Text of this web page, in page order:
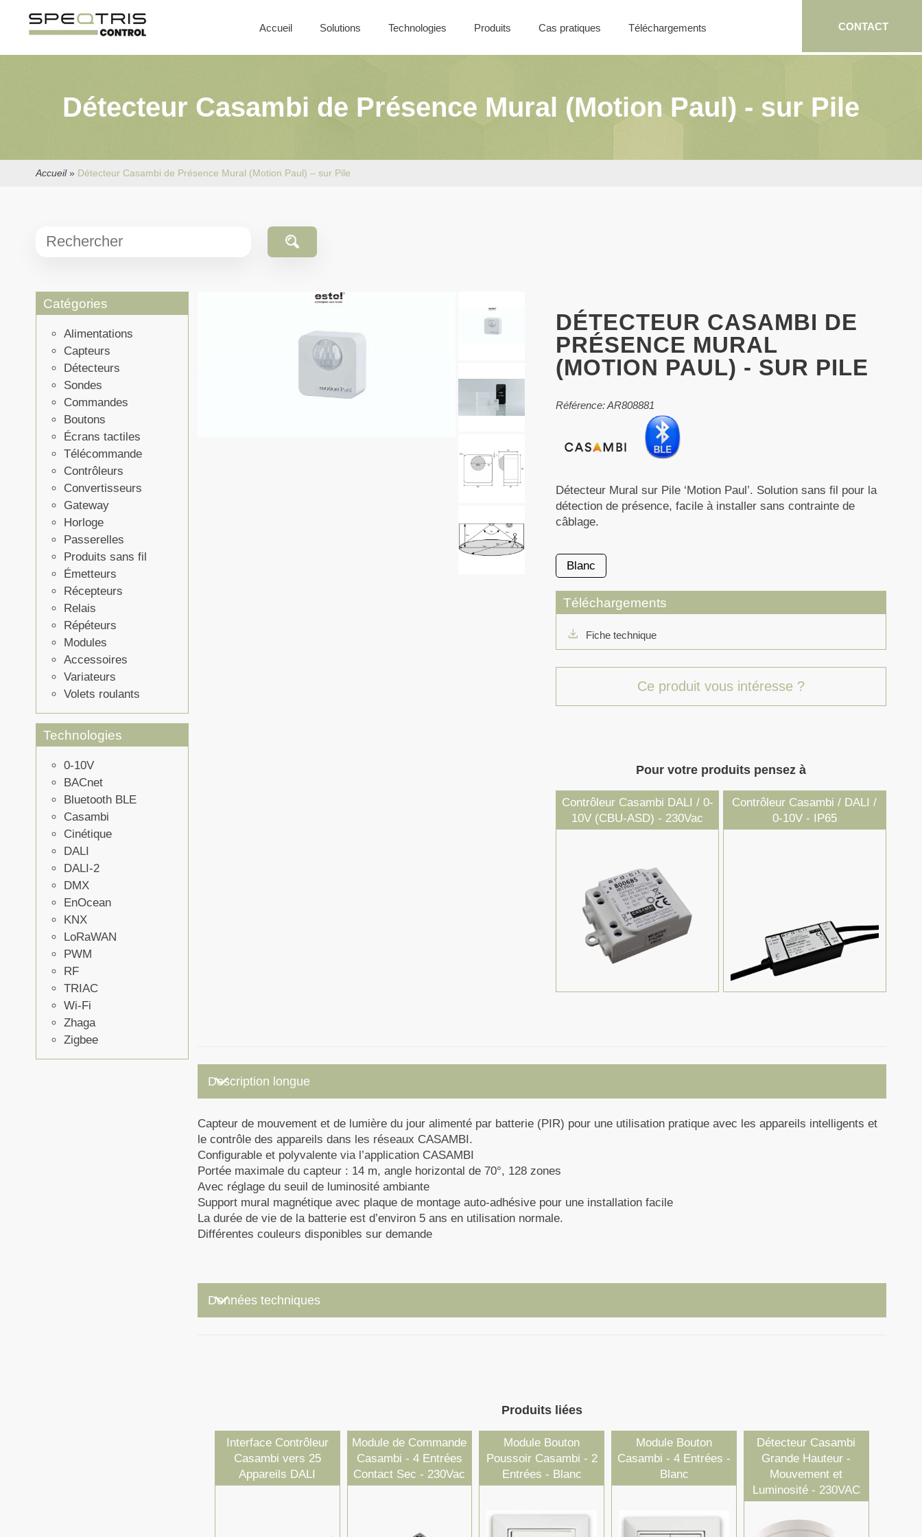
Accueil Solutions
Nos offres
Technologies
Solutions Filaires
Solutions Batiment
Produits Cas pratiques Téléchargements CONTACT
Détecteur Casambi de Présence Mural (Motion Paul) - sur Pile
Accueil» Détecteur Casambi de Présence Mural (Motion Paul) – sur Pile
Catégories
Alimentations
Capteurs
Détecteurs
Sondes
Commandes
Boutons
Écrans tactiles
Télécommande
Contrôleurs
Convertisseurs
Gateway
Horloge
Passerelles
Produits sans fil
Émetteurs
Récepteurs
Relais
Répéteurs
Modules
Accessoires
Variateurs
Volets roulants
Technologies
0-10V
BACnet
Bluetooth BLE
Casambi
Cinétique
DALI
DALI-2
DMX
EnOcean
KNX
LoRaWAN
PWM
RF
TRIAC
Wi-Fi
Zhaga
Zigbee
DÉTECTEUR CASAMBI DE
PRÉSENCE MURAL
(MOTION PAUL) - SUR PILE
Référence: AR808881
Détecteur Mural sur Pile ‘Motion Paul’. Solution sans fil pour la
détection de présence, facile à installer sans contrainte de
câblage.
Blanc
Téléchargements
download Fiche technique
Ce produit vous intéresse ?
Pour votre produits pensez à
Contrôleur Casambi DALI / 0-
10V (CBU-ASD) - 230Vac
Contrôleur Casambi / DALI /
0-10V - IP65
Description longue
keyboard_arrow_down
Capteur de mouvement et de lumière du jour alimenté par batterie (PIR) pour une utilisation pratique avec les appareils intelligents et
le contrôle des appareils dans les réseaux CASAMBI.
Configurable et polyvalente via l’application CASAMBI
Portée maximale du capteur : 14 m, angle horizontal de 70°, 128 zones
Avec réglage du seuil de luminosité ambiante
Support mural magnétique avec plaque de montage auto-adhésive pour une installation facile
La durée de vie de la batterie est d’environ 5 ans en utilisation normale.
Différentes couleurs disponibles sur demande
Données techniques
keyboard_arrow_down
Produits liées
Interface Contrôleur
Casambi vers 25
Appareils DALI
Module de Commande
Casambi - 4 Entrées
Contact Sec - 230Vac
Module Bouton
Poussoir Casambi - 2
Entrées - Blanc
Module Bouton
Casambi - 4 Entrées -
Blanc
Détecteur Casambi
Grande Hauteur -
Mouvement et
Luminosité - 230VAC